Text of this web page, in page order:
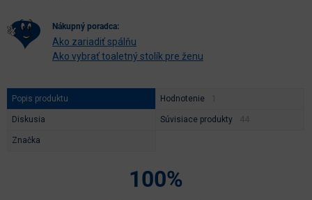
nákupný poradca:
Ako zariadiť spálňu
Ako vybrať toaletný stolík pre ženu
Popis produktu Hodnotenie
Diskusia Súvisiace produkty
Značka
100%